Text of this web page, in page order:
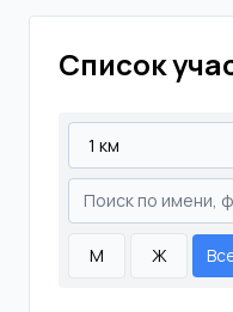
Список
М Ж